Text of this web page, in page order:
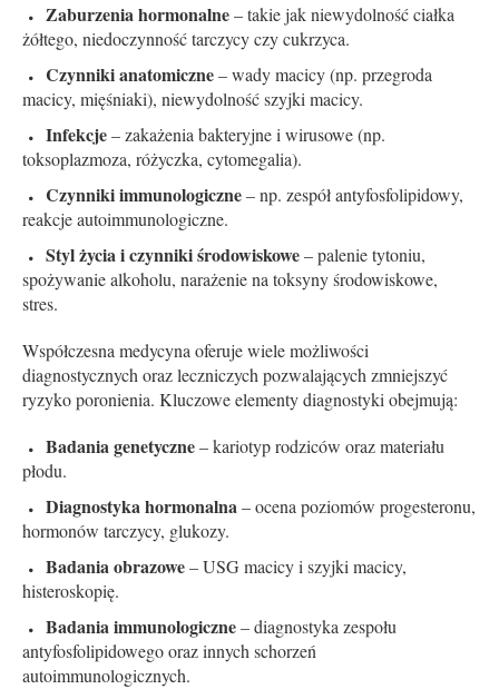
Zaburzenia hormonalne– takie jak niewydolność ciałka
żółtego, niedoczynność tarczycy czy cukrzyca.
Czynniki anatomiczne– wady macicy (np. przegroda
macicy, mięśniaki), niewydolność szyjki macicy.
Infekcje– zakażenia bakteryjne i wirusowe (np.
toksoplazmoza, różyczka, cytomegalia).
Czynniki immunologiczne– np. zespół antyfosfolipidowy,
reakcje autoimmunologiczne.
Styl życia i czynniki środowiskowe– palenie tytoniu,
spożywanie alkoholu, narażenie na toksyny środowiskowe,
stres.
Współczesna medycyna oferuje wiele możliwości
diagnostycznych oraz leczniczych pozwalających zmniejszyć
ryzyko poronienia. Kluczowe elementy diagnostyki obejmują:
Badania genetyczne– kariotyp rodziców oraz materiału
płodu.
Diagnostyka hormonalna– ocena poziomów progesteronu,
hormonów tarczycy, glukozy.
Badania obrazowe– USG macicy i szyjki macicy,
histeroskopię.
Badania immunologiczne– diagnostyka zespołu
antyfosfolipidowego oraz innych schorzeń
autoimmunologicznych.